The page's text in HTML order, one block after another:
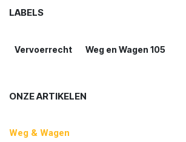
LABELS
Vervoerrecht Weg en Wagen 105
ONZE ARTIKELEN
Weg & Wagen